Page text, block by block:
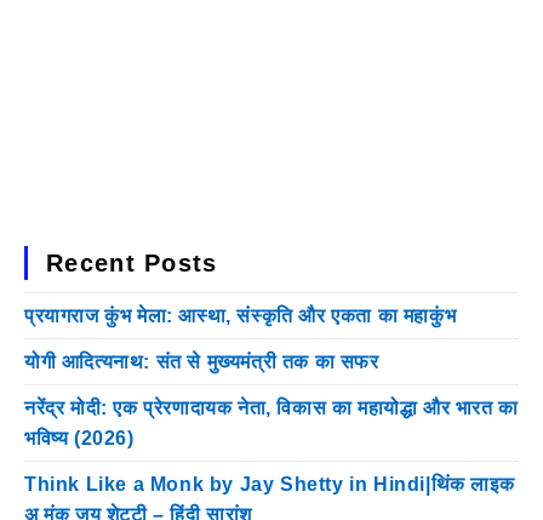
Recent Posts
प्रयागराज कुंभ मेला: आस्था, संस्कृति और एकता का महाकुंभ
योगी आदित्यनाथ: संत से मुख्यमंत्री तक का सफर
नरेंद्र मोदी: एक प्रेरणादायक नेता, विकास का महायोद्धा और भारत का
भविष्य (2026)
Think Like a Monk by Jay Shetty in Hindi|थिंक लाइक
अ मंक जय शेट्टी – हिंदी सारांश